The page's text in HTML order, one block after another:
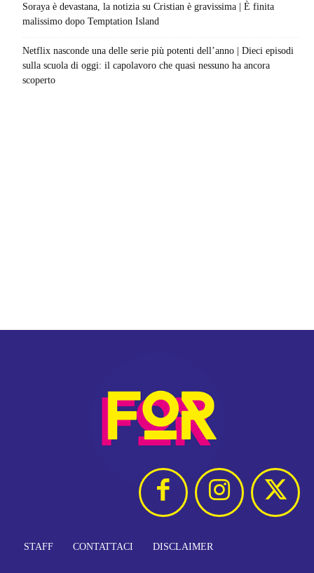
Soraya è devastana, la notizia su Cristian è gravissima | È finita
malissimo dopo Temptation Island
Netflix nasconde una delle serie più potenti dell’anno | Dieci episodi
sulla scuola di oggi: il capolavoro che quasi nessuno ha ancora
scoperto
STAFF CONTATTACI DISCLAIMER